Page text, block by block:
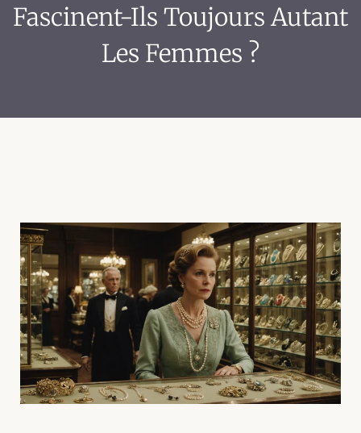
Fascinent-Ils Toujours Autant
Les Femmes ?